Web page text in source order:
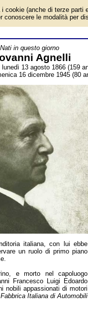
di nascita, dove è nato,
Breve biografia. Voce
Nati in questo giorno
Agnelli
13 agosto 1866 (159
16 dicembre 1945 (80
italiana, con lui ebbe
un ruolo di primo piano
e morto nel capoluogo
Francesco Luigi Edoardo
nobili appassionati di motori
Italiana di Automobili
cookie (anche di terze parti
conoscere le modalità per